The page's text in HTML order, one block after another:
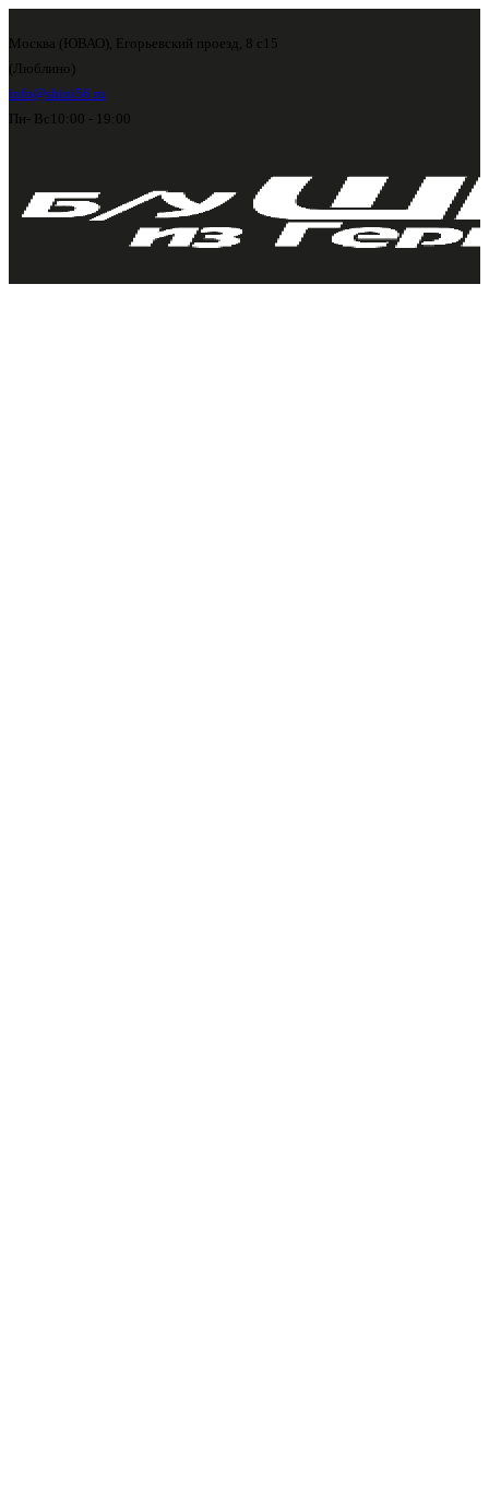
Москва (ЮВАО), Егорьевский проезд, 8 с15
(Люблино)
info@shini56.ru
Пн- Вс 10:00 - 19:00